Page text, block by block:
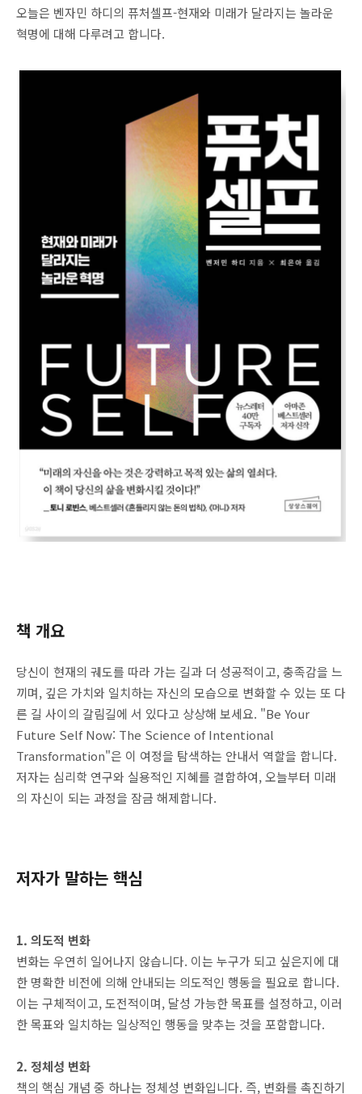
오늘은 벤자민 하디의 퓨처셀프-현재와 미래가 달라지는 놀라운
혁명에 대해 다루려고 합니다.
책 개요
당신이 현재의 궤도를 따라 가는 길과 더 성공적이고, 충족감을 느
끼며, 깊은 가치와 일치하는 자신의 모습으로 변화할 수 있는 또 다
른 길 사이의 갈림길에 서 있다고 상상해 보세요. "Be Your
Future Self Now: The Science of Intentional
Transformation"은 이 여정을 탐색하는 안내서 역할을 합니다.
저자는 심리학 연구와 실용적인 지혜를 결합하여, 오늘부터 미래
의 자신이 되는 과정을 잠금 해제합니다.
저자가 말하는 핵심
1. 의도적 변화
변화는 우연히 일어나지 않습니다. 이는 누구가 되고 싶은지에 대
한 명확한 비전에 의해 안내되는 의도적인 행동을 필요로 합니다.
이는 구체적이고, 도전적이며, 달성 가능한 목표를 설정하고, 이러
한 목표와 일치하는 일상적인 행동을 맞추는 것을 포함합니다.
2. 정체성 변화
책의 핵심 개념 중 하나는 정체성 변화입니다. 즉, 변화를 촉진하기